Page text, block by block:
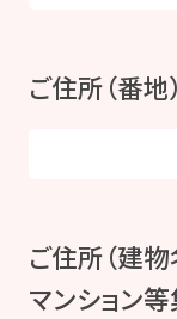
ご住所（番地）
ご住所（建
マンション